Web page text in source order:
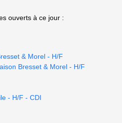
ouverts à ce jour :
& Morel - H/F
Bresset & Morel - H/F
- H/F - CDI